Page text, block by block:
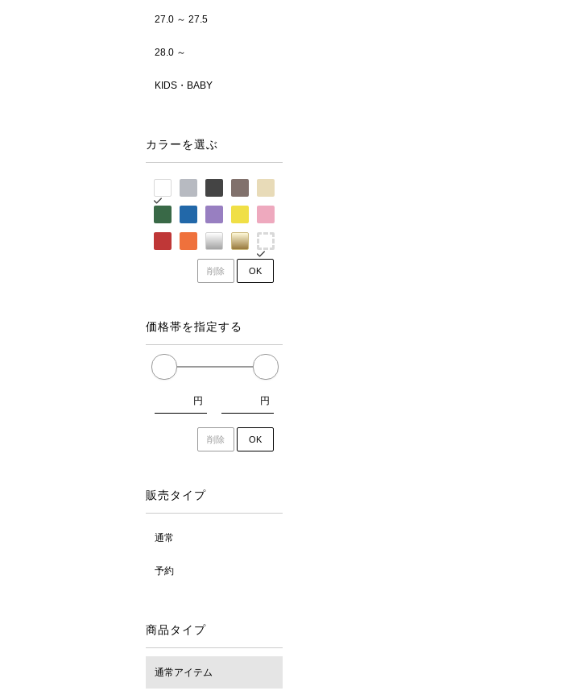
27.0 ～ 27.5
28.0 ～
KIDS・BABY
カラーを選ぶ
削除 OK
価格帯を指定する
円 円
削除 OK
販売タイプ
通常
予約
商品タイプ
通常アイテム